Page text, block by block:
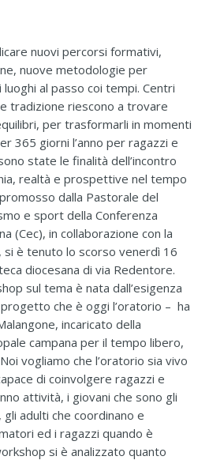
nuovi percorsi formativi,
nuove metodologie per
al passo coi tempi. Centri
tradizione riescono a trovare
per trasformarli in momenti
365 giorni l’anno per ragazzi e
state le finalità dell’incontro
realtà e prospettive nel tempo
dalla Pastorale del
e sport della Conferenza
(Cec), in collaborazione con la
si è tenuto lo scorso venerdì 16
diocesana di via Redentore.
sul tema è nata dall’esigenza
che è oggi l’oratorio – ha
incaricato della
campana per il tempo libero,
vogliamo che l’oratorio sia vivo
di coinvolgere ragazzi e
attività, i giovani che sono gli
adulti che coordinano e
ed i ragazzi quando è
si è analizzato quanto